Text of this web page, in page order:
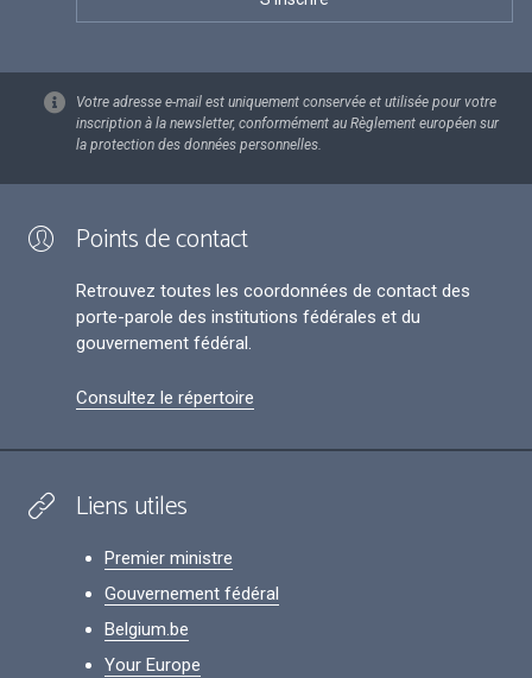
Votre adresse e-mail est uniquement conservée et utilisée pour votre
inscription à la newsletter, conformément au Règlement européen sur
la protection des données personnelles.
Points de contact
Retrouvez toutes les coordonnées de contact des
porte-parole des institutions fédérales et du
gouvernement fédéral.
Consultez le répertoire
Liens utiles
Premier ministre
Gouvernement fédéral
Belgium.be
Your Europe